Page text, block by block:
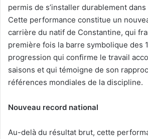
permis de s’installer durablement
Cette performance constitue un
carrière du natif de Constantine, qui
première fois la barre symbolique des
progression qui confirme le travail
saisons et qui témoigne de son
références mondiales de la discipline.
Nouveau record national
Au-delà du résultat brut, cette